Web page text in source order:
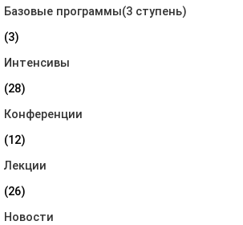
Базовые программы(3 ступень)
(3)
Интенсивы
(28)
Конференции
(12)
Лекции
(26)
Новости